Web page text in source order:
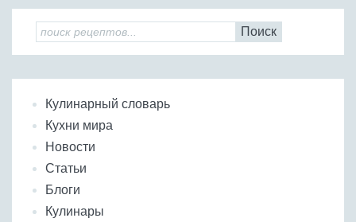
Поиск
Кулинарный словарь
Кухни мира
Новости
Статьи
Блоги
Кулинары